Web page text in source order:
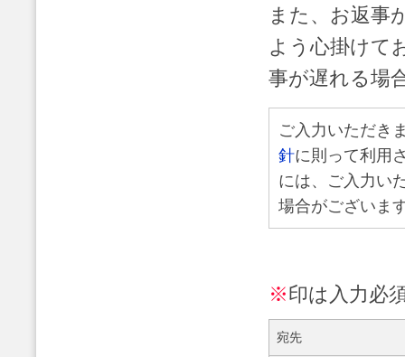
また、お返事
よう心掛けて
事が遅れる場
ご入力いただき
針に則って利用
には、ご入力い
場合がございま
※印は入力必
宛先